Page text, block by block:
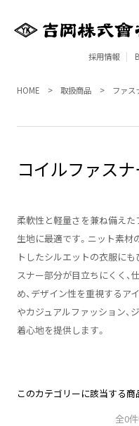
採用情報
HOME 取扱商品 ファス
コイルファス
柔軟性と軽量さを兼ね備えた
生地に最適です。ニット素材
トしたシルエットの衣服に
スナー部分が目立ちにくく、
め、デザイン性を重視するア
やカジュアルファッション、
着心地を提供します。
このカテゴリーに該当する商
全0